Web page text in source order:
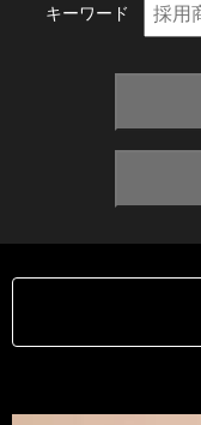
キーワード